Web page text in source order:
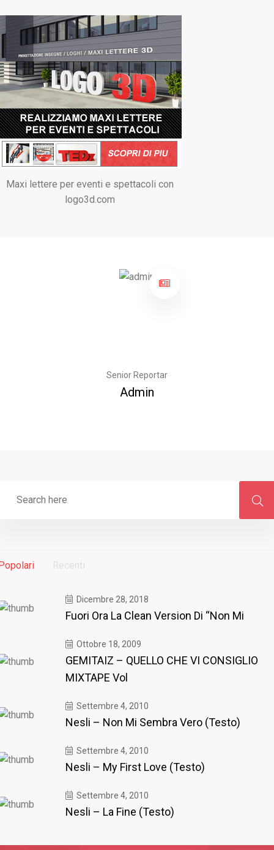
Maxi lettere per eventi e spettacoli con
logo3d.com
Senior Reportar
Admin
Recenti
Dicembre 28, 2018
Fuori Ora La Clean Version Di “Non Mi
Ottobre 18, 2009
GEMITAIZ – QUELLO CHE VI CONSIGLIO
MIXTAPE Vol
Settembre 4, 2010
Nesli – Non Mi Sembra Vero (Testo)
Settembre 4, 2010
Nesli – My First Love (Testo)
Settembre 4, 2010
Nesli – La Fine (Testo)